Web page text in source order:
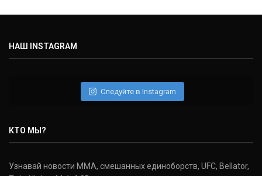
НАШ INSTAGRAM
Следуйте в Instagram
КТО МЫ?
Узнавай новости ММА, смешанных единоборств, UFC, Bellator,